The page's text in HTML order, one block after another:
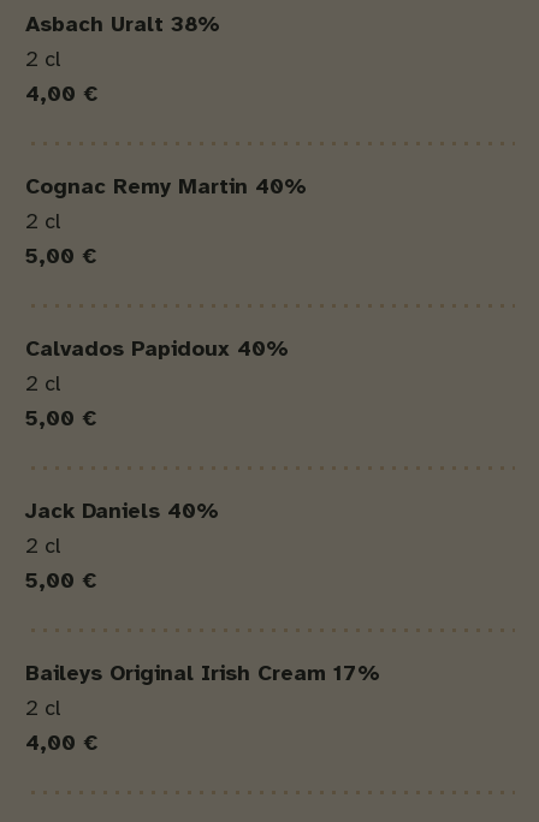
Asbach Uralt 38%
2 cl
4,00 €
Cognac Remy Martin 40%
2 cl
5,00 €
Calvados Papidoux 40%
2 cl
5,00 €
Jack Daniels 40%
2 cl
5,00 €
Baileys Original Irish Cream 17%
2 cl
4,00 €